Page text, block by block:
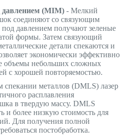
давлением (MIM)- Мелкий
соединяют со связующим
давлением получают зеленые
формы. Затем связующий
детали спекаются и
экономически эффективно
объемы небольших сложных
с хорошей повторяемостью.
металлов (DMLS) лазер
расплавления
в твердую массу. DMLS
и более низкую стоимость для
Для получения полной
постобработка.